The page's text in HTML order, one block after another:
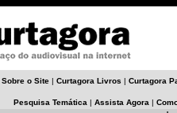
Sobre o Site | Curtagora Livros | Curtagora
Pesquisa Temática | Assista Agora |